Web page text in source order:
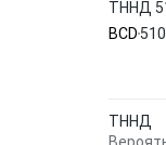
ТННД
BCD
ТННД